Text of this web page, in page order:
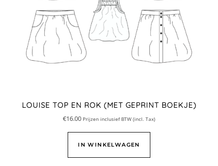
LOUISE TOP EN ROK (MET GEPRINT BOEKJE)
€16.00 Prijzen inclusief BTW (incl. Tax)
IN WINKELWAGEN